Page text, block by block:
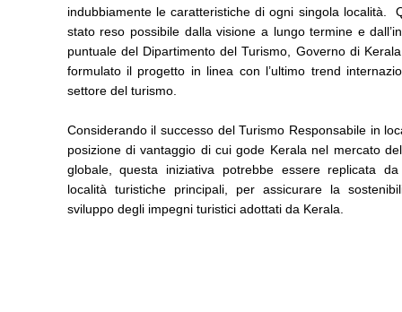
indubbiamente le caratteristiche di ogni singola località.
stato reso possibile dalla visione a lungo termine e
puntuale del Dipartimento del Turismo, Governo di
formulato il progetto in linea con l’ultimo trend
settore del turismo.
Considerando il successo del Turismo Responsabile in
posizione di vantaggio di cui gode Kerala nel mercato
globale, questa iniziativa potrebbe essere replicata
località turistiche principali, per assicurare la
sviluppo degli impegni turistici adottati da Kerala.